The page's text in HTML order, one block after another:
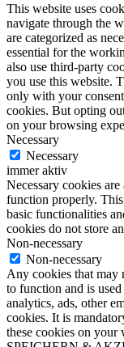
This website uses
navigate through the
are categorized as
essential for the
also use third-party
you use this website.
only with your
cookies. But opting
on your browsing
Necessary
Necessary
immer aktiv
Necessary cookies
function properly.
basic functionalities
cookies do not store
Non-necessary
Non-necessary
Any cookies that may
to function and is
analytics, ads, other
cookies. It is
these cookies on your